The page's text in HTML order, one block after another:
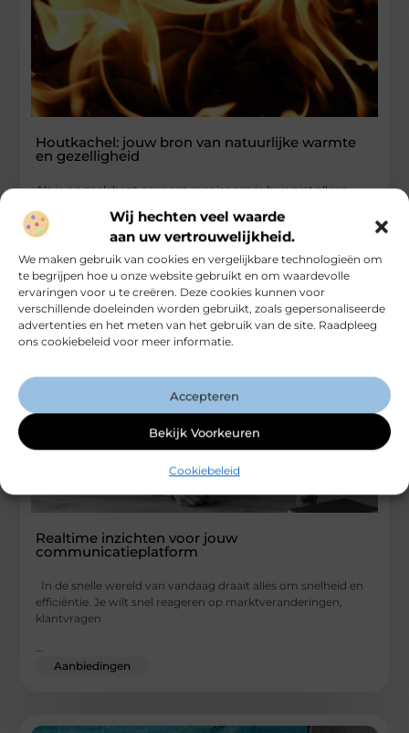
Wij hechten veel waarde
aan uw vertrouwelijkheid.
We maken gebruik van cookies en vergelijkbare technologieën om
te begrijpen hoe u onze website gebruikt en om waardevolle
ervaringen voor u te creëren. Deze cookies kunnen voor
verschillende doeleinden worden gebruikt, zoals gepersonaliseerde
advertenties en het meten van het gebruik van de site. Raadpleeg
ons cookiebeleid voor meer informatie.
Accepteren
Bekijk Voorkeuren
Cookiebeleid
Houtkachel: jouw bron van natuurlijke warmte
en gezelligheid
Als je op zoek bent naar een manier om je huis niet alleen
...
Aanbiedingen
Realtime inzichten voor jouw
communicatieplatform
In de snelle wereld van vandaag draait alles om snelheid en
efficiëntie. Je wilt snel reageren op marktveranderingen,
klantvragen
...
Aanbiedingen